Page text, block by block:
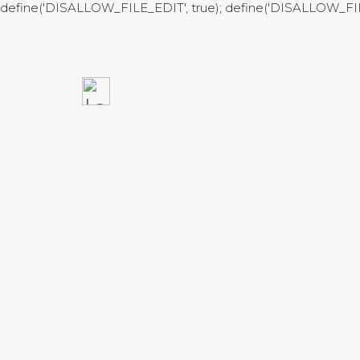
define('DISALLOW_FILE_EDIT', true);